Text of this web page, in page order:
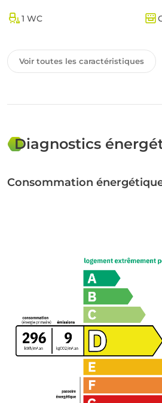
1 WC
Copropriété
Voir toutes les caractéristiques
Diagnostics
Consommation